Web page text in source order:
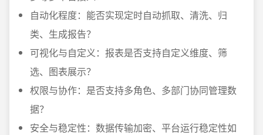
自动化程度：能否实现定时自动抓取、清洗、归
类、生成报告？
可视化与自定义：报表是否支持自定义维度、筛
选、图表展示？
权限与协作：是否支持多角色、多部门协同管理数
据？
安全与稳定性：数据传输加密、平台运行稳定性如